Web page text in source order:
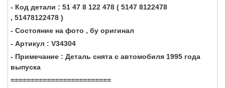
- Код детали : 51 47 8 122 478 ( 5147 8122478
, 51478122478 )
- Состояние на фото , бу оригинал
- Артикул : V34304
- Примечание : Деталь снята с автомобиля 1995 года
выпуска
=========================